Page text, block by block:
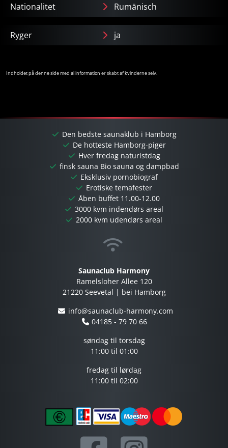
Nationalitet Rumänisch
Ryger ja
Indholdet på denne side med al information er skabt af kvinderne selv.
Den bedste saunaklub i Hamborg
De hotteste Hamborg-piger
Hver fredag ​​naturistdag
finsk sauna Bio sauna og dampbad
Eksklusiv pornobiograf
Erotiske temafester
Åben buffet 11.00-12.00
3000 kvm indendørs areal
2000 kvm udendørs areal
Saunaclub Harmony
Ramelsloher Allee 120
21220 Seevetal | bei Hamborg
info@saunaclub-harmony.com
04185 - 79 70 66
søndag til torsdag
11:00 til 01:00
fredag ​​til lørdag
11:00 til 02:00